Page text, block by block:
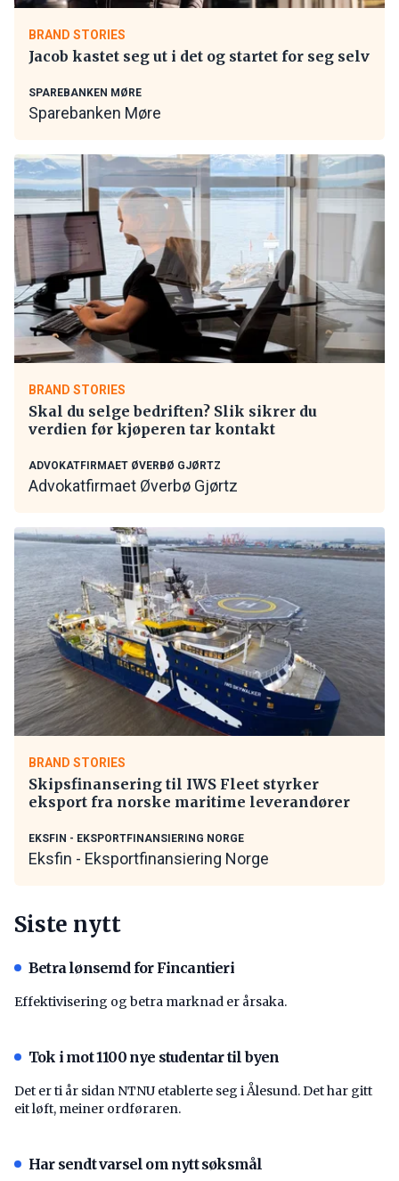
BRAND STORIES
Jacob kastet seg ut i det og startet for seg selv
SPAREBANKEN MØRE
Sparebanken Møre
BRAND STORIES
Skal du selge bedriften? Slik sikrer du
verdien før kjøperen tar kontakt
ADVOKATFIRMAET ØVERBØ GJØRTZ
Advokatfirmaet Øverbø Gjørtz
BRAND STORIES
Skipsfinansering til IWS Fleet styrker
eksport fra norske maritime leverandører
EKSFIN - EKSPORTFINANSIERING NORGE
Eksfin - Eksportfinansiering Norge
Siste nytt
Betra lønsemd for Fincantieri
Effektivisering og betra marknad er årsaka.
Tok i mot 1100 nye studentar til byen
Det er ti år sidan NTNU etablerte seg i Ålesund. Det har gitt
eit løft, meiner ordføraren.
Har sendt varsel om nytt søksmål